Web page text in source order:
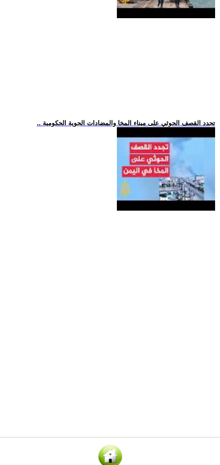
.. تجدد القصف الحوثي على ميناء المخا والمضادات الجوية الحكومية